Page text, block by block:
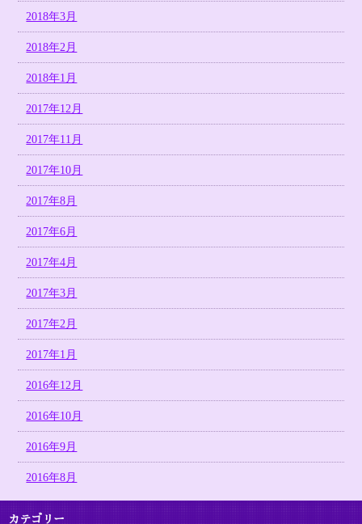
2018年3月
2018年2月
2018年1月
2017年12月
2017年11月
2017年10月
2017年8月
2017年6月
2017年4月
2017年3月
2017年2月
2017年1月
2016年12月
2016年10月
2016年9月
2016年8月
カテゴリー